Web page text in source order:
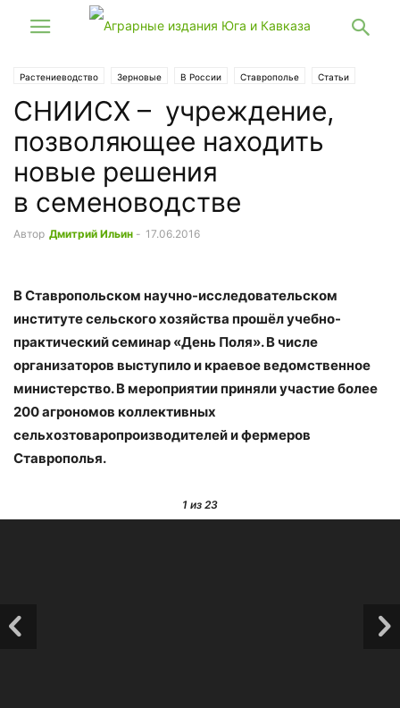
Растениеводство Зерновые В России Ставрополье Статьи
СНИИСХ – ​ учреждение,
позволяющее находить
новые решения
в семеноводстве
Автор Дмитрий Ильин - 17.06.2016
В Ставропольском научно-исследовательском
институте сельского хозяйства прошёл учебно-
практический семинар «День Поля». В числе
организаторов выступило и краевое ведомственное
министерство. В мероприятии приняли участие более
200 агрономов коллективных
сельхозтоваропроизводителей и фермеров
Ставрополья.
1 из 23